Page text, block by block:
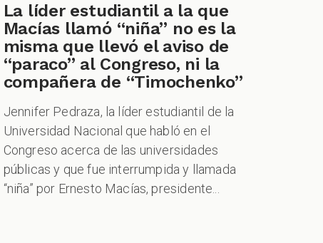
La líder estudiantil a la que
Macías llamó “niña” no es la
misma que llevó el aviso de
“paraco” al Congreso, ni la
compañera de “Timochenko”
Jennifer Pedraza, la líder estudiantil de la
Universidad Nacional que habló en el
Congreso acerca de las universidades
públicas y que fue interrumpida y llamada
“niña” por Ernesto Macías, presidente...